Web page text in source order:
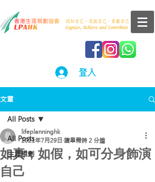
登入
文章
All Posts
生涯規劃
All Posts
如真，如假，如可分身飾演
自己
lifeplanninghk
2021年7月29日 讀畢需時 2 分鐘